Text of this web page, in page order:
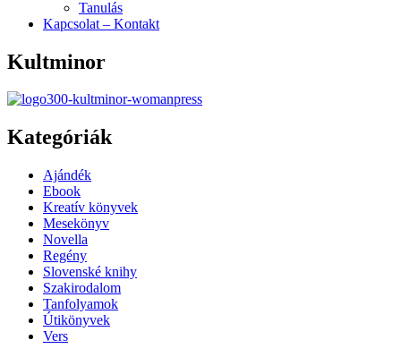
Tanulás
Kapcsolat – Kontakt
Kultminor
Kategóriák
Menu
Ajándék
Ebook
Kreatív könyvek
Mesekönyv
Novella
Regény
Slovenské knihy
Szakirodalom
Tanfolyamok
Útikönyvek
Vers